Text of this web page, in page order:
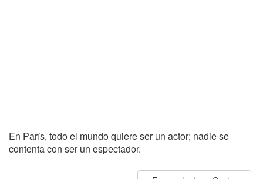
En París, todo el mundo quiere ser un actor; nadie se
contenta con ser un espectador.